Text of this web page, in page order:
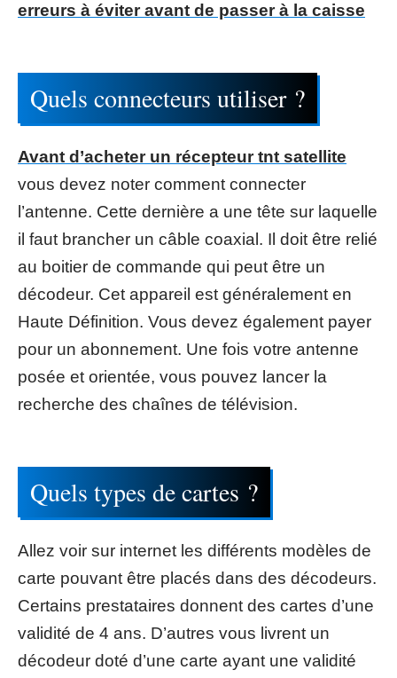
erreurs à éviter avant de passer à la caisse
Quels connecteurs utiliser ?
Avant d’acheter un récepteur tnt satellite
vous devez noter comment connecter
l’antenne. Cette dernière a une tête sur laquelle
il faut brancher un câble coaxial. Il doit être relié
au boitier de commande qui peut être un
décodeur. Cet appareil est généralement en
Haute Définition. Vous devez également payer
pour un abonnement. Une fois votre antenne
posée et orientée, vous pouvez lancer la
recherche des chaînes de télévision.
Quels types de cartes ?
Allez voir sur internet les différents modèles de
carte pouvant être placés dans des décodeurs.
Certains prestataires donnent des cartes d’une
validité de 4 ans. D’autres vous livrent un
décodeur doté d’une carte ayant une validité